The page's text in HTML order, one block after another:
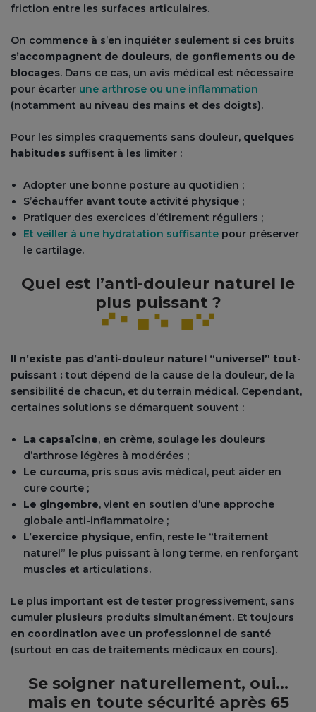
friction entre les surfaces articulaires.
On commence à s’en inquiéter seulement si ces bruits
s’accompagnent de douleurs, de gonflements ou de
blocages. Dans ce cas, un avis médical est nécessaire
pour écarter une arthrose ou une inflammation
(notamment au niveau des mains et des doigts).
Pour les simples craquements sans douleur, quelques
habitudes suffisent à les limiter :
Adopter une bonne posture au quotidien ;
S’échauffer avant toute activité physique ;
Pratiquer des exercices d’étirement réguliers ;
Et veiller à une hydratation suffisante pour préserver
le cartilage.
Quel est l’anti-douleur naturel le
plus puissant ?
Il n’existe pas d’anti-douleur naturel “universel” tout-
puissant : tout dépend de la cause de la douleur, de la
sensibilité de chacun, et du terrain médical. Cependant,
certaines solutions se démarquent souvent :
La capsaïcine, en crème, soulage les douleurs
d’arthrose légères à modérées ;
Le curcuma, pris sous avis médical, peut aider en
cure courte ;
Le gingembre, vient en soutien d’une approche
globale anti-inflammatoire ;
L’exercice physique, enfin, reste le “traitement
naturel” le plus puissant à long terme, en renforçant
muscles et articulations.
Le plus important est de tester progressivement, sans
cumuler plusieurs produits simultanément. Et toujours
en coordination avec un professionnel de santé
(surtout en cas de traitements médicaux en cours).
Se soigner naturellement, oui…
mais en toute sécurité après 65